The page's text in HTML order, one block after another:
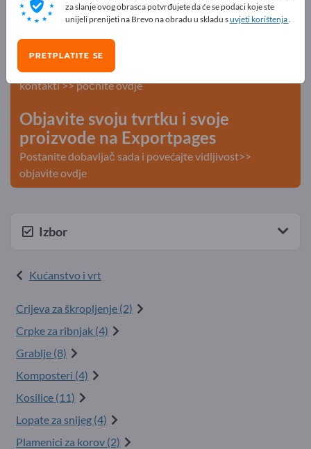
Exportpages!
Potražnja – Ponude – Polovni proizvodi – Poslovni
kontakti >> počnite ovdje
Objavite svoju tvrtku i svoje
proizvode na Exportpages
Postanite dobavljač sada i povećajte vidljivost>>
objavite ovdje
Izbor
Kućanstvo i vrt
Crijeva za škropljenje (2)
Crpke za ribnjak (4)
Grablje (8)
Komposteri (4)
Kosilice (11)
Lopate za snijeg (4)
Plamenici za korov (2)
za slanje ovog obrasca potvrđujete da će se podaci koje ste
unijeli prenijeti na Brevo na obradu u skladu suvjeti korištenja.
PRETPLATITE SE